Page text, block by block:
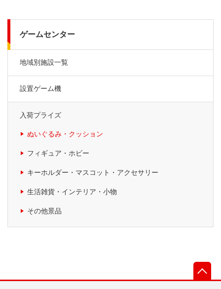
ゲームセンター
地域別施設一覧
設置ゲーム機
入荷プライズ
ぬいぐるみ・クッション
フィギュア・ホビー
キーホルダー・マスコット・アクセサリー
生活雑貨・インテリア・小物
その他景品